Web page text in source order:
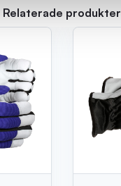
Relaterade produkter